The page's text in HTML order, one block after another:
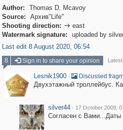
Author:
Thomas D. Mcavoy
Source:
Архив"Life"
Shooting direction:  east
Watermark signature:
uploaded by
Last edit 8 August 2020, 06:54
8
Sign in to share your opinion
Lesnik1900 · Discussed
Двухэтажный троллейбус.
silver44 · 17 October 2009,
Согласен с Вами...Даты